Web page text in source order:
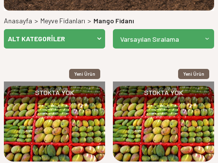
Anasayfa > Meyve Fidanları > Mango Fidanı
ALT KATEGORILER
Yeni Ürün
STOKTA YOK
Yeni Ürün
STOKTA YOK